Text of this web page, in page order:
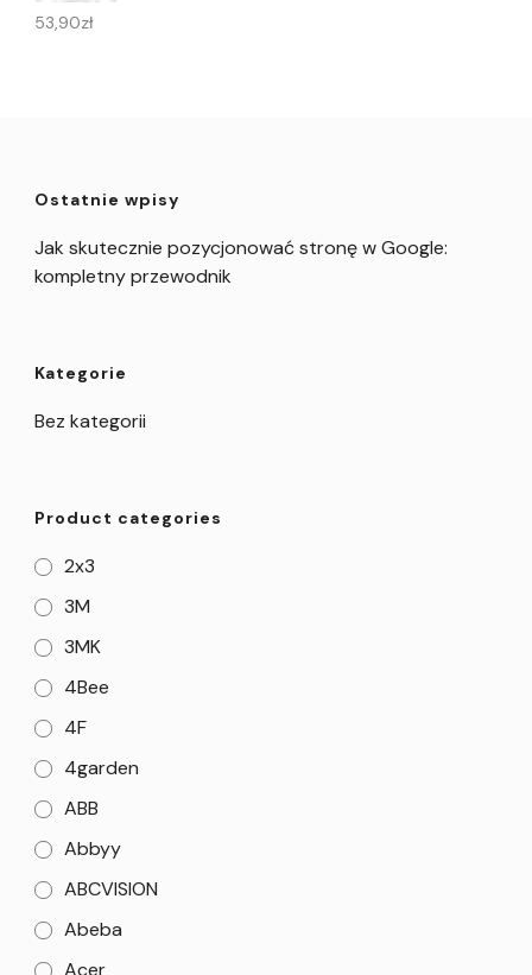
53,90zł
Ostatnie wpisy
Jak skutecznie pozycjonować stronę w Google:
kompletny przewodnik
Kategorie
Bez kategorii
Product categories
2x3
3M
3MK
4Bee
4F
4garden
ABB
Abbyy
ABCVISION
Abeba
Acer